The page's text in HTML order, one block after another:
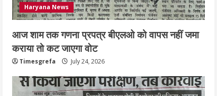
Haryana News
आज शाम तक गणना प्रपत्र बीएलओ को वापस नहीं जमा
कराया तो कट जाएगा वोट
Timesgrefa July 24, 2026